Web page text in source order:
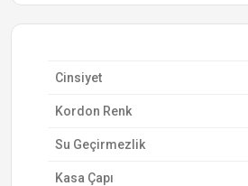
Cinsiyet
Kordon Renk
Su Geçirmezlik
Kasa Çapı